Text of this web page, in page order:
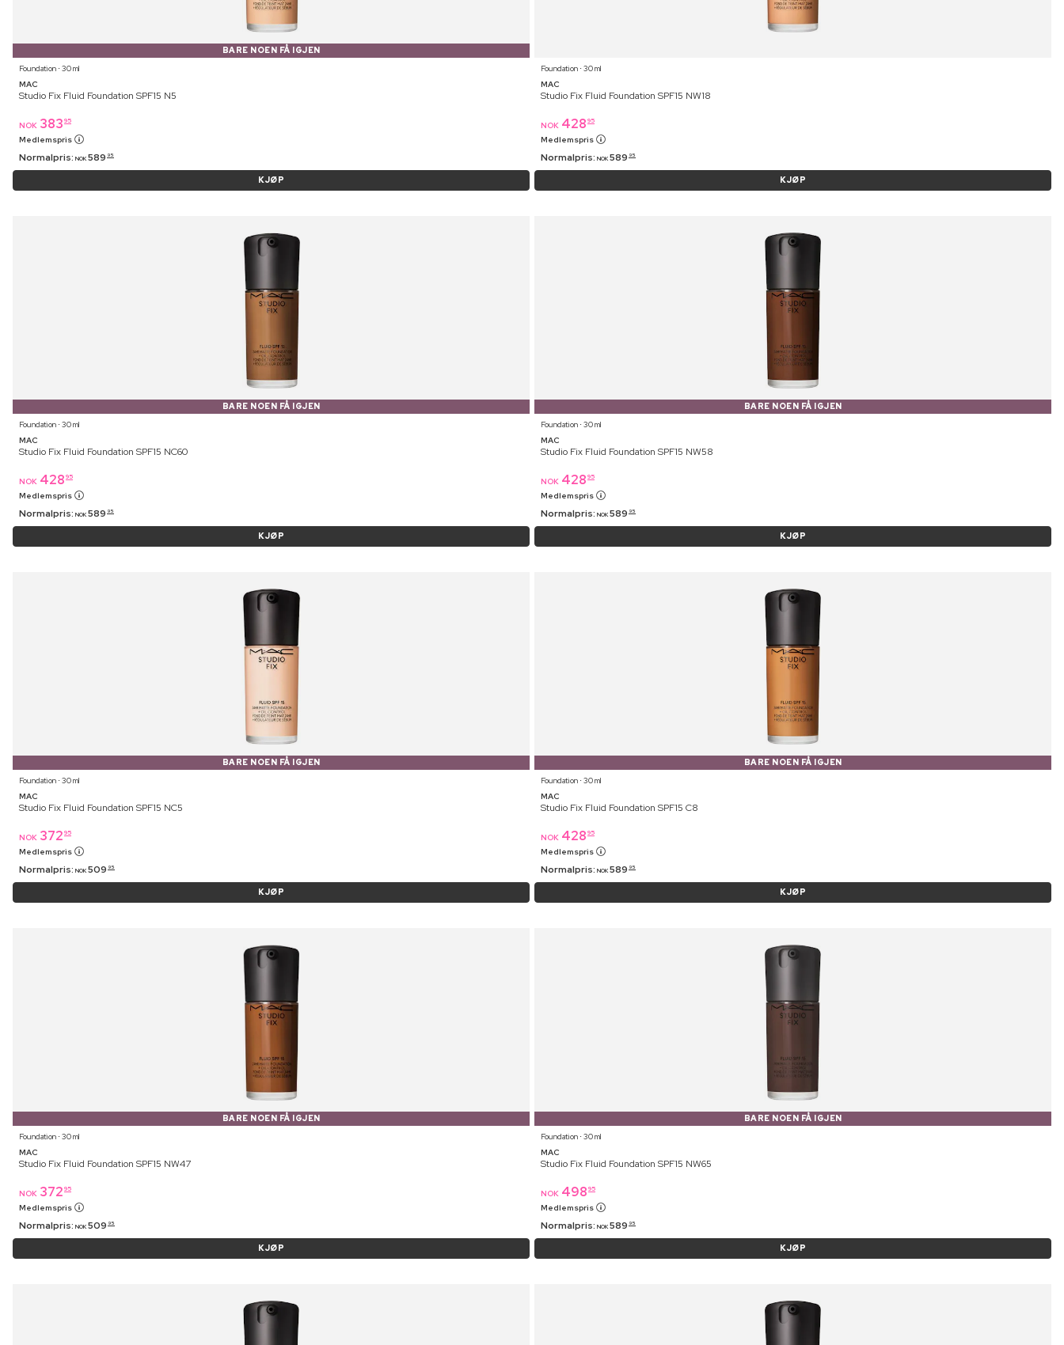
BARE NOEN FÅ IGJEN
Foundation ⋅ 30 ml
MAC
Studio Fix Fluid Foundation SPF15 N5
NOK 383 95
Medlemspris
Normalpris: NOK 589 95
KJØP
Foundation ⋅ 30 ml
MAC
Studio Fix Fluid Foundation SPF15 NW18
NOK 428 95
Medlemspris
Normalpris: NOK 589 95
KJØP
BARE NOEN FÅ IGJEN
Foundation ⋅ 30 ml
MAC
Studio Fix Fluid Foundation SPF15 NC60
NOK 428 95
Medlemspris
Normalpris: NOK 589 95
KJØP
BARE NOEN FÅ IGJEN
Foundation ⋅ 30 ml
MAC
Studio Fix Fluid Foundation SPF15 NW58
NOK 428 95
Medlemspris
Normalpris: NOK 589 95
KJØP
BARE NOEN FÅ IGJEN
Foundation ⋅ 30 ml
MAC
Studio Fix Fluid Foundation SPF15 NC5
NOK 372 95
Medlemspris
Normalpris: NOK 509 95
KJØP
BARE NOEN FÅ IGJEN
Foundation ⋅ 30 ml
MAC
Studio Fix Fluid Foundation SPF15 C8
NOK 428 95
Medlemspris
Normalpris: NOK 589 95
KJØP
BARE NOEN FÅ IGJEN
Foundation ⋅ 30 ml
MAC
Studio Fix Fluid Foundation SPF15 NW47
NOK 372 95
Medlemspris
Normalpris: NOK 509 95
KJØP
BARE NOEN FÅ IGJEN
Foundation ⋅ 30 ml
MAC
Studio Fix Fluid Foundation SPF15 NW65
NOK 498 95
Medlemspris
Normalpris: NOK 589 95
KJØP